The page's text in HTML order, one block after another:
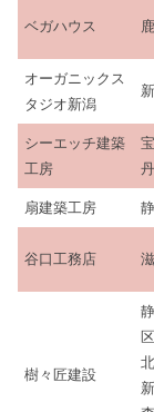
ベガハウス
オーガニックス
タジオ新潟
シーエッチ建築
工房
扇建築工房
谷口工務店
樹々匠建設